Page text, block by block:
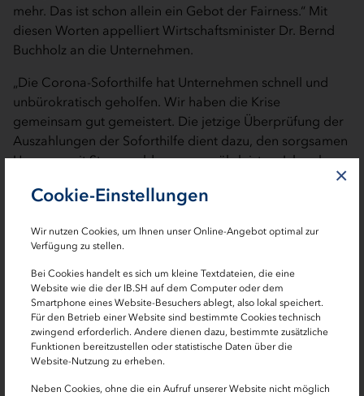
Cookie-Einstellungen
Wir nutzen Cookies, um Ihnen unser Online-Angebot optimal zur
Verfügung zu stellen.
Bei Cookies handelt es sich um kleine Textdateien, die eine
Website wie die der IB.SH auf dem Computer oder dem
Smartphone eines Website-Besuchers ablegt, also lokal speichert.
Für den Betrieb einer Website sind bestimmte Cookies technisch
zwingend erforderlich. Andere dienen dazu, bestimmte zusätzliche
Funktionen bereitzustellen oder statistische Daten über die
Website-Nutzung zu erheben.
Neben Cookies, ohne die ein Aufruf unserer Website nicht möglich
×
mehr. Das ist schon allein ein Gebot der Fairness.“ Mit
diesen Worten appelliert Wirtschaftsminister Dr. Bernd
Buchholz an die Unternehmen.
„Die Corona-Soforthilfe hat Unternehmen schnell und
unbürokratisch geholfen. Wir haben die Krise
gemeinsam gut gemeistert. Die jetzige Überprüfung der
Auszahlungen der Soforthilfe dient dazu, den sorgsamen
Umgang mit Steuergeldern zu gewährleisten. Ich gehe
unterstützen“, sagt die schleswig-holsteinische
Zu dem genauen Vorgehen informiert die
Investitionsbank Schleswig-Holstein (IB.SH) in einem
Schreiben an die Unternehmen, Soloselbständigen und
Freiberufler, die Corona-Soforthilfe erhalten haben. Das
Schreiben wird per Mail zugestellt und auch im
persönlichen Postfach der Kundinnen und Kunden in
ProNord eingestellt. Hierbei handelt es sich um das
System, über das im vergangenen Jahr die Anträge auf